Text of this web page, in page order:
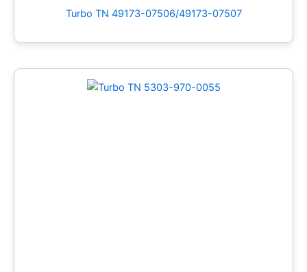
Turbo TN 49173-07506/49173-07507